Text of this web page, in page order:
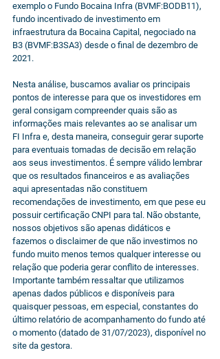
exemplo o Fundo Bocaina Infra (BVMF:BODB11),
fundo incentivado de investimento em
infraestrutura da Bocaina Capital, negociado na
B3 (BVMF:B3SA3) desde o final de dezembro de
2021.
Nesta análise, buscamos avaliar os principais
pontos de interesse para que os investidores em
geral consigam compreender quais são as
informações mais relevantes ao se analisar um
FI Infra e, desta maneira, conseguir gerar suporte
para eventuais tomadas de decisão em relação
aos seus investimentos. É sempre válido lembrar
que os resultados financeiros e as avaliações
aqui apresentadas não constituem
recomendações de investimento, em que pese eu
possuir certificação CNPI para tal. Não obstante,
nossos objetivos são apenas didáticos e
fazemos o disclaimer de que não investimos no
fundo muito menos temos qualquer interesse ou
relação que poderia gerar conflito de interesses.
Importante também ressaltar que utilizamos
apenas dados públicos e disponíveis para
quaisquer pessoas, em especial, constantes do
último relatório de acompanhamento do fundo até
o momento (datado de 31/07/2023), disponível no
site da gestora.